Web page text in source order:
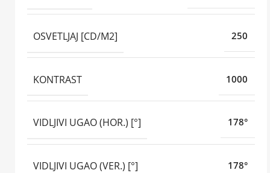
OSVETLJAJ [CD/M2] 250
KONTRAST 1000
VIDLJIVI UGAO (HOR.) [°] 178°
VIDLJIVI UGAO (VER.) [°] 178°